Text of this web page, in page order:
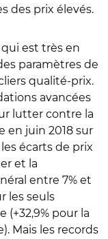
des prix élevés.
est très en
paramètres de
qualité-prix.
avancées
lutter contre la
en juin 2018 sur
écarts de prix
et la
entre 7% et
les seuls
pour la
Mais les records